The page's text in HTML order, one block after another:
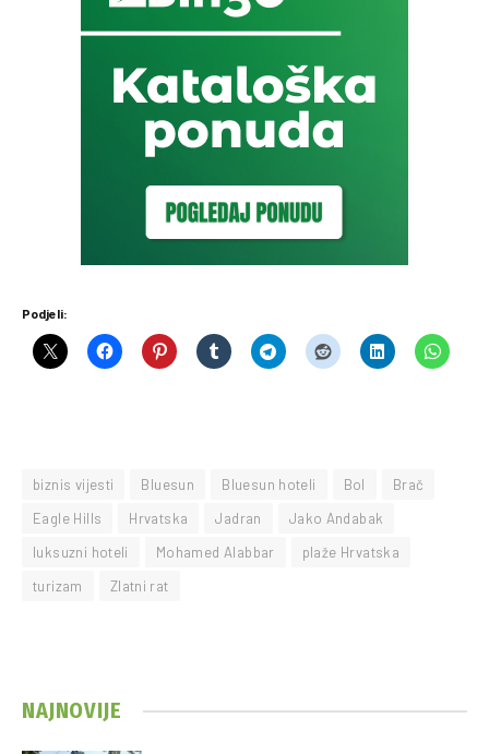
Podjeli:
biznis vijesti Bluesun Bluesun hoteli Bol
Brač
Eagle Hills
Hrvatska Jadran
Jako Andabak
luksuzni hoteli
Mohamed Alabbar
plaže Hrvatska
turizam
Zlatni rat
NAJNOVIJE